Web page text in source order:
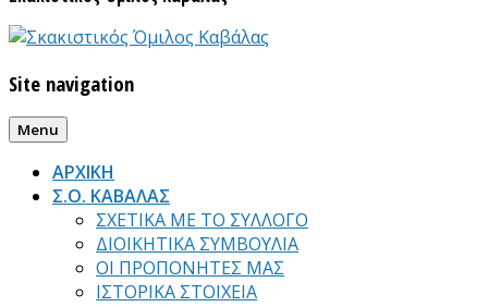
Site navigation
Menu
ΑΡΧΙΚΗ
Σ.Ο. ΚΑΒΑΛΑΣ
ΣΧΕΤΙΚΑ ΜΕ ΤΟ ΣΥΛΛΟΓΟ
ΔΙΟΙΚΗΤΙΚΑ ΣΥΜΒΟΥΛΙΑ
ΟΙ ΠΡΟΠΟΝΗΤΕΣ ΜΑΣ
ΙΣΤΟΡΙΚΑ ΣΤΟΙΧΕΙΑ